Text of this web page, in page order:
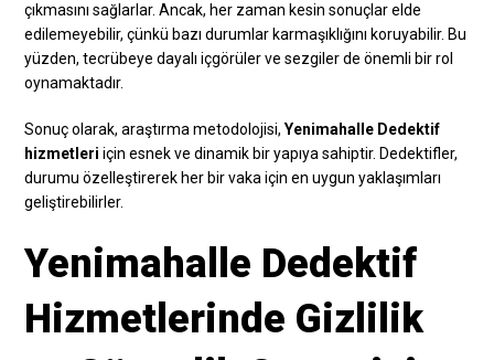
çıkmasını sağlarlar. Ancak, her zaman kesin sonuçlar elde
edilemeyebilir, çünkü bazı durumlar karmaşıklığını koruyabilir. Bu
yüzden, tecrübeye dayalı içgörüler ve sezgiler de önemli bir rol
oynamaktadır.
Sonuç olarak, araştırma metodolojisi,Yenimahalle Dedektif
hizmetleri için esnek ve dinamik bir yapıya sahiptir. Dedektifler,
durumu özelleştirerek her bir vaka için en uygun yaklaşımları
geliştirebilirler.
Yenimahalle Dedektif
Hizmetlerinde Gizlilik